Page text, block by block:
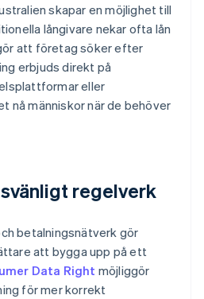
skapar en möjlighet till
långivare nekar ofta lån
att företag söker efter
erbjuds direkt på
eller
nå människor när de behöver
regelverk
betalningsnätverk gör
att bygga upp på ett
Data Right möjliggör
för mer korrekt